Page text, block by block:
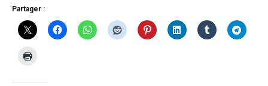
Partager :